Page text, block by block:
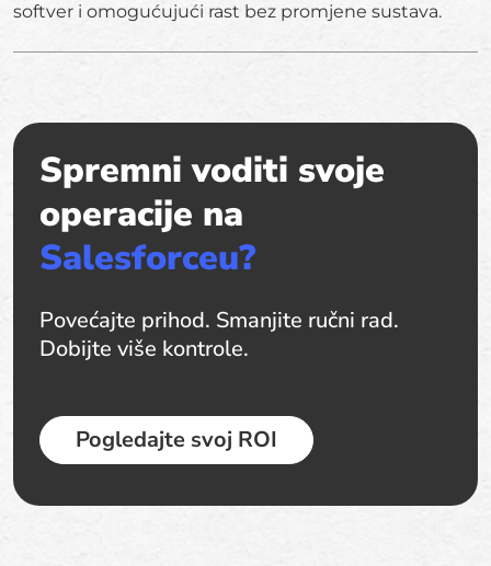
softver i omogućujući rast bez promjene sustava.
Spremni voditi svoje
operacije na
Salesforceu?
Povećajte prihod. Smanjite ručni rad.
Dobijte više kontrole.
Pogledajte svoj ROI